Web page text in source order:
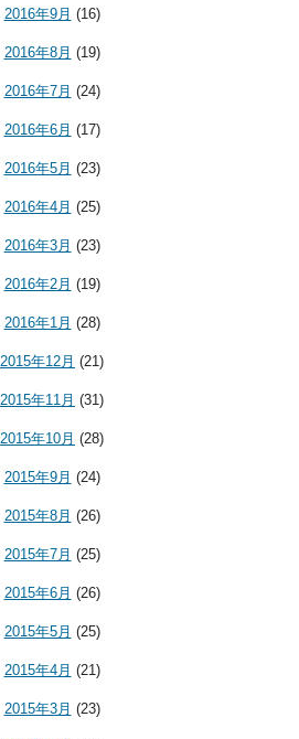
2016年9月 (16)
2016年8月 (19)
2016年7月 (24)
2016年6月 (17)
2016年5月 (23)
2016年4月 (25)
2016年3月 (23)
2016年2月 (19)
2016年1月 (28)
2015年12月 (21)
2015年11月 (31)
2015年10月 (28)
2015年9月 (24)
2015年8月 (26)
2015年7月 (25)
2015年6月 (26)
2015年5月 (25)
2015年4月 (21)
2015年3月 (23)